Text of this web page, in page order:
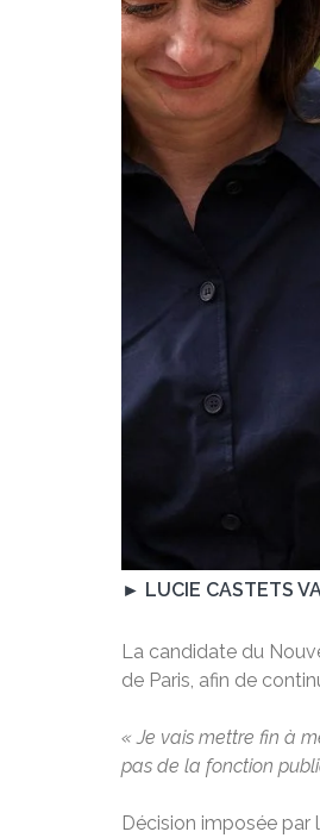
► LUCIE CASTETS
La candidate du
de Paris, afin de
« Je vais mettre fin à
pas de la fonction
Décision imposée par